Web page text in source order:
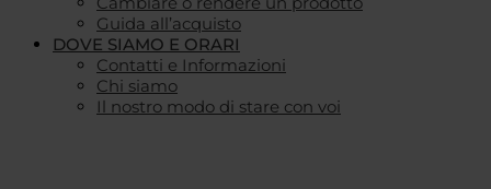
Guida all’acquisto
DOVE SIAMO E ORARI
Contatti e Informazioni
Chi siamo
Il nostro modo di stare con voi